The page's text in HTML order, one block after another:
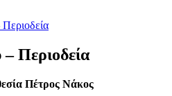
Περιοδεία
Πέτρος Νάκος